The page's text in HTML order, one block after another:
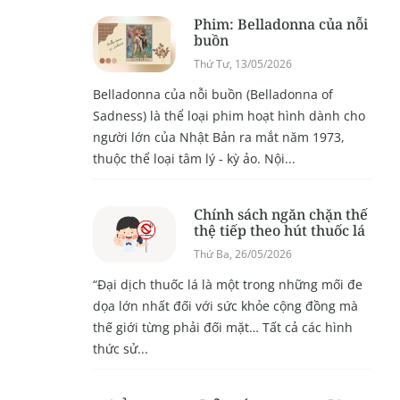
Phim: Belladonna của nỗi
buồn
Thứ Tư, 13/05/2026
Belladonna của nỗi buồn (Belladonna of
Sadness) là thể loại phim hoạt hình dành cho
người lớn của Nhật Bản ra mắt năm 1973,
thuộc thể loại tâm lý - kỳ ảo. Nội...
Chính sách ngăn chặn thế
thệ tiếp theo hút thuốc lá
Thứ Ba, 26/05/2026
“Đại dịch thuốc lá là một trong những mối đe
dọa lớn nhất đối với sức khỏe cộng đồng mà
thế giới từng phải đối mặt… Tất cả các hình
thức sử...